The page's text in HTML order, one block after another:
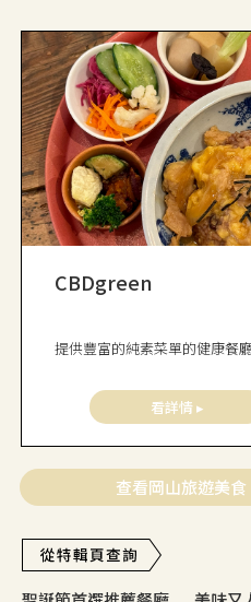
CBDgreen
提供豐富的純素菜單的健康餐
看詳情 ▸
查看岡山旅遊美